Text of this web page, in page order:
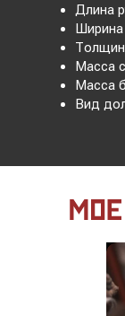
Длина
Ширина
Масса
Масса
Вид